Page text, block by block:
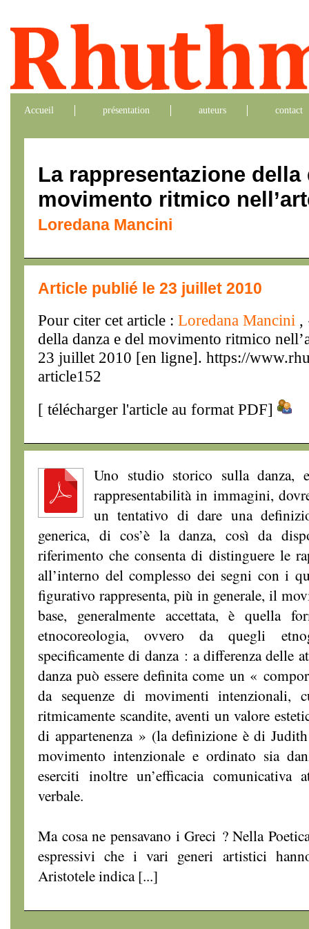
Accueil présentation auteurs contact
La rappresentazione della
movimento ritmico
Loredana Mancini
Article publié le 23 juillet 2010
Pour citer cet article : Loredana Mancini ,
della danza e del movimento ritmico
23 juillet 2010 [en ligne]. https://
article152
[ télécharger l'article au format PDF]
Uno studio storico sulla danza,
rappresentabilità in immagini,
un tentativo di dare una
generica, di cos’è la danza, così da
riferimento che consenta di distinguere le
all’interno del complesso dei segni con i
figurativo rappresenta, più in generale, il
base, generalmente accettata, è quella
etnocoreologia, ovvero da quegli
specificamente di danza : a differenza delle
danza può essere definita come un «
da sequenze di movimenti intenzionali,
ritmicamente scandite, aventi un valore
di appartenenza » (la definizione è di
movimento intenzionale e ordinato sia
eserciti inoltre un’efficacia comunicativa
verbale.
Ma cosa ne pensavano i Greci ? Nella
espressivi che i vari generi artistici
Aristotele indica [...]